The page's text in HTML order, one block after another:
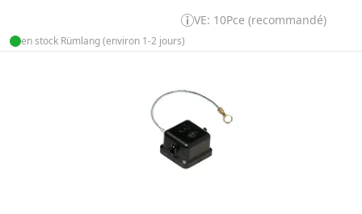
VE: 10Pce (recommandé)
en stock Rümlang (environ 1-2 jours)